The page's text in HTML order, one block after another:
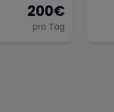
200€
pro Tag